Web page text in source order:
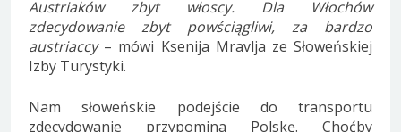
Austriaków zbyt włoscy. Dla Włochów
zdecydowanie zbyt powściągliwi, za bardzo
austriaccy– mówi Ksenija Mravlja ze Słoweńskiej
Izby Turystyki.
Nam słoweńskie podejście do transportu
zdecydowanie przypomina Polskę. Choćby